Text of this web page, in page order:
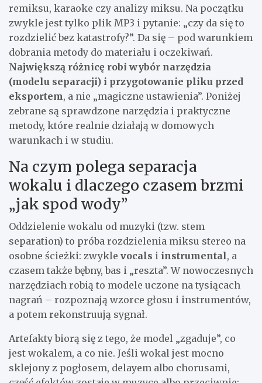
remiksu, karaoke czy analizy miksu. Na początku
zwykle jest tylko plik MP3 i pytanie: „czy da się to
rozdzielić bez katastrofy?”. Da się – pod warunkiem
dobrania metody do materiału i oczekiwań.
Największą różnicę robi wybór narzędzia
(modelu separacji) i przygotowanie pliku przed
eksportem, a nie „magiczne ustawienia”. Poniżej
zebrane są sprawdzone narzędzia i praktyczne
metody, które realnie działają w domowych
warunkach i w studiu.
Na czym polega separacja
wokalu i dlaczego czasem brzmi
„jak spod wody”
Oddzielenie wokalu od muzyki (tzw. stem
separation) to próba rozdzielenia miksu stereo na
osobne ścieżki: zwykle vocals i instrumental, a
czasem także bębny, bas i „reszta”. W nowoczesnych
narzędziach robią to modele uczone na tysiącach
nagrań – rozpoznają wzorce głosu i instrumentów,
a potem rekonstruują sygnał.
Artefakty biorą się z tego, że model „zgaduje”, co
jest wokalem, a co nie. Jeśli wokal jest mocno
sklejony z pogłosem, delayem albo chorusami,